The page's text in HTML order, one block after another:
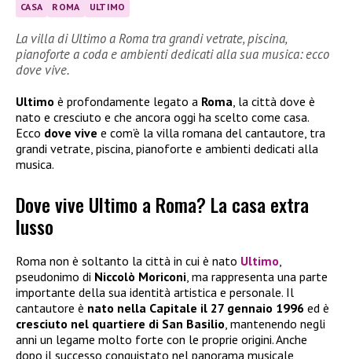
CASA ROMA ULTIMO
La villa di Ultimo a Roma tra grandi vetrate, piscina,
pianoforte a coda e ambienti dedicati alla sua musica: ecco
dove vive.
Ultimo è profondamente legato a Roma, la città dove è
nato e cresciuto e che ancora oggi ha scelto come casa.
Ecco dove vive e com’è la villa romana del cantautore, tra
grandi vetrate, piscina, pianoforte e ambienti dedicati alla
musica.
Dove vive Ultimo a Roma? La casa extra
lusso
Roma non è soltanto la città in cui è nato Ultimo
pseudonimo di Niccolò Moriconi , ma rappresenta una parte
importante della sua identità artistica e personale. Il
cantautore è nato nella Capitale il 27 gennaio 1996 ed è
cresciuto nel quartiere di San Basilio , mantenendo negli
anni un legame molto forte con le proprie origini. Anche
dopo il successo conquistato nel panorama musicale